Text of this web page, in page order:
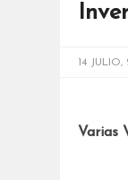
14 JULIO,
Varias